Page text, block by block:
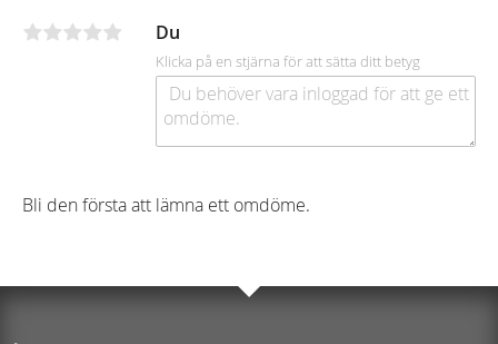
Du
Klicka på en stjärna för att sätta ditt betyg
Bli den första att lämna ett omdöme.